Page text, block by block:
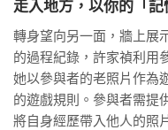
走入地方，以你的「
轉身望向另一面，牆上展
的過程紀錄，許家禎利用
她以參與者的老照片作為
的遊戲規則。參與者需提
將自身經歷帶入他人的照